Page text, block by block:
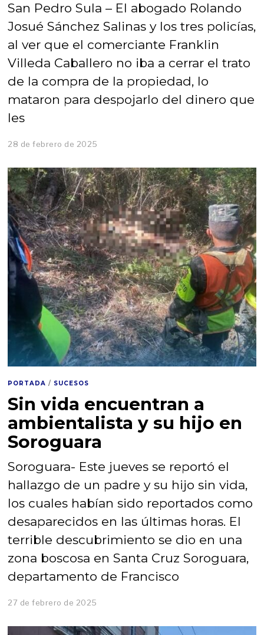
San Pedro Sula – El abogado Rolando
Josué Sánchez Salinas y los tres policías,
al ver que el comerciante Franklin
Villeda Caballero no iba a cerrar el trato
de la compra de la propiedad, lo
mataron para despojarlo del dinero que
les
28 de febrero de 2025
PORTADA / SUCESOS
Sin vida encuentran a
ambientalista y su hijo en
Soroguara
Soroguara- Este jueves se reportó el
hallazgo de un padre y su hijo sin vida,
los cuales habían sido reportados como
desaparecidos en las últimas horas. El
terrible descubrimiento se dio en una
zona boscosa en Santa Cruz Soroguara,
departamento de Francisco
27 de febrero de 2025